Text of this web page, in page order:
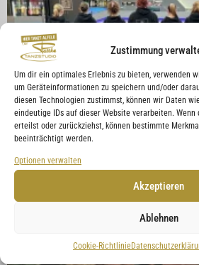
Zustimmung
Um dir ein optimales Erlebnis zu bieten, verwenden
um Geräteinformationen zu speichern und/oder
diesen Technologien zustimmst, können wir Daten
eindeutige IDs auf dieser Website verarbeiten.
erteilst oder zurückziehst, können bestimmte
beeinträchtigt werden.
Optionen verwalten
Akzeptieren
Ablehnen
Cookie-Richtlinie